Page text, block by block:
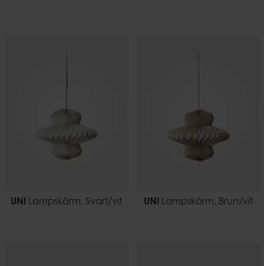
UNI Lampskärm, Svart/vit UNI Lampskärm, Brun/vit